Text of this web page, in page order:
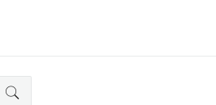
BUSCAR